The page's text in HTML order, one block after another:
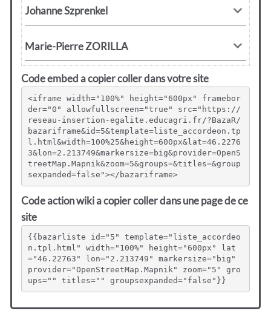
Code embed a copier coller dans votre site
<iframe width="100%" height="600px" framebor
der="0" allowfullscreen="true" src="https://
reseau-insertion-egalite.educagri.fr/?BazaR/
bazariframe&id=5&template=liste_accordeon.tp
l.html&width=100%25&height=600px&lat=46.2276
3&lon=2.213749&markersize=big&provider=OpenS
treetMap.Mapnik&zoom=5&groups=&titles=&group
sexpanded=false"></bazariframe>
Code action wiki a copier coller dans une page de ce
site
{{bazarliste id="5" template="liste_accordeo
n.tpl.html" width="100%" height="600px" lat
="46.22763" lon="2.213749" markersize="big"
provider="OpenStreetMap.Mapnik" zoom="5" gro
ups="" titles="" groupsexpanded="false"}}